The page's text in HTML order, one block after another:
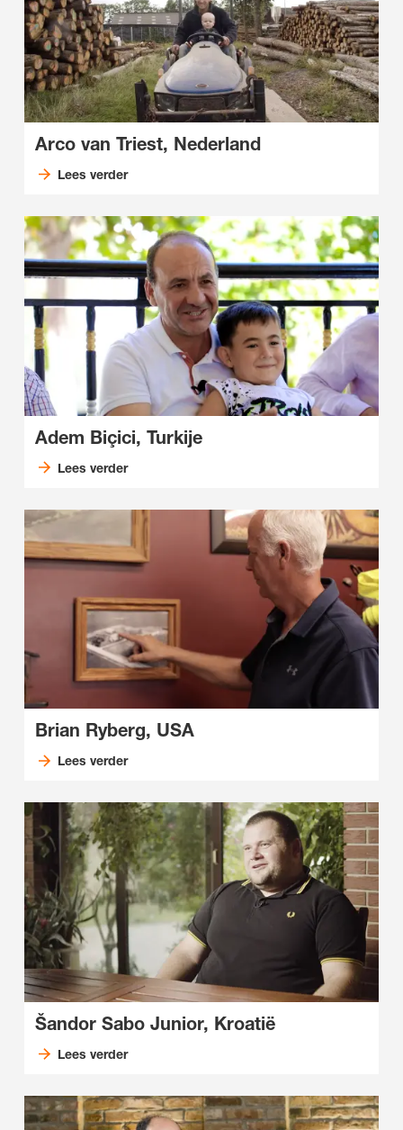
Arco van Triest, Nederland
Lees verder
Adem Biçici, Turkije
Lees verder
Brian Ryberg, USA
Lees verder
Šandor Sabo Junior, Kroatië
Lees verder